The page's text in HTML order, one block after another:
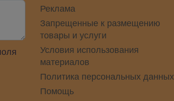
Реклама
Запрещенные к размещению
товары и услуги
Условия использования
материалов
Политика персональных данных
Помощь